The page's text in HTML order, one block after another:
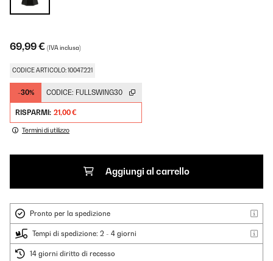
69,99 € (IVA inclusa)
CODICE ARTICOLO: 10047221
-30% CODICE: FULLSWING30
RISPARMI: 21,00 €
Termini di utilizzo
Aggiungi al carrello
Pronto per la spedizione
Tempi di spedizione: 2 - 4 giorni
14 giorni diritto di recesso